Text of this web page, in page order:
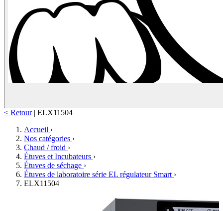
< Retour | ELX11504
Accueil ›
Nos catégories ›
Chaud / froid ›
Étuves et Incubateurs ›
Étuves de séchage ›
Étuves de laboratoire série EL régulateur Smart ›
ELX11504